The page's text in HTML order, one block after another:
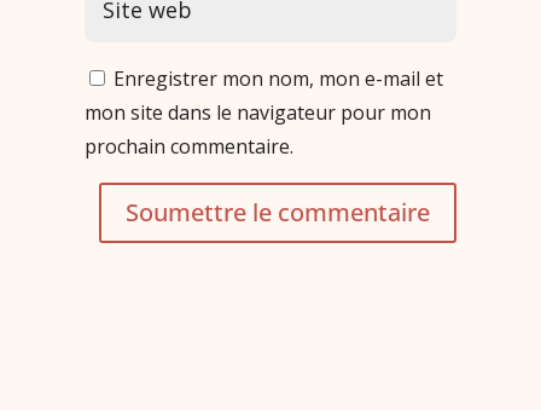
Enregistrer mon nom, mon e-mail et
mon site dans le navigateur pour mon
prochain commentaire.
Soumettre le commentaire